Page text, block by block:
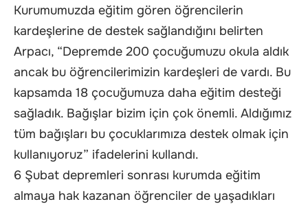
Kurumumuzda eğitim gören öğrencilerin
kardeşlerine de destek sağlandığını belirten
Arpacı, “Depremde 200 çocuğumuzu okula aldık
ancak bu öğrencilerimizin kardeşleri de vardı. Bu
kapsamda 18 çocuğumuza daha eğitim desteği
sağladık. Bağışlar bizim için çok önemli. Aldığımız
tüm bağışları bu çocuklarımıza destek olmak için
kullanıyoruz” ifadelerini kullandı.
6 Şubat depremleri sonrası kurumda eğitim
almaya hak kazanan öğrenciler de yaşadıkları